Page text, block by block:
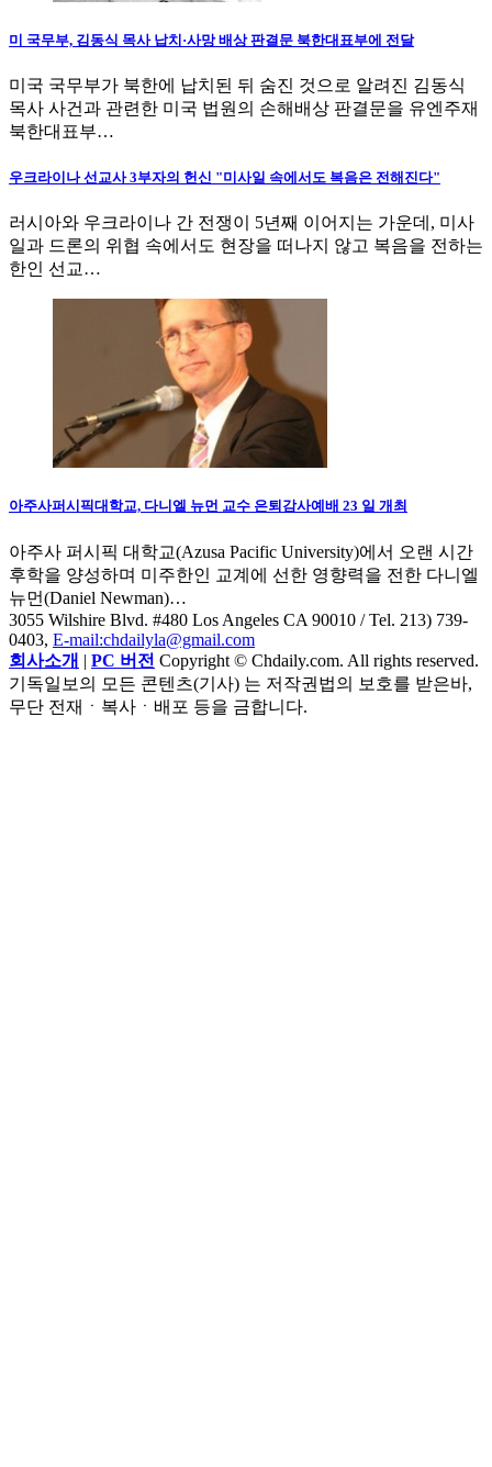
미 국무부, 김동식 목사 납치·사망 배상 판결문 북한대표부에 전달
미국 국무부가 북한에 납치된 뒤 숨진 것으로 알려진 김동식
목사 사건과 관련한 미국 법원의 손해배상 판결문을 유엔주재
북한대표부…
우크라이나 선교사 3부자의 헌신 "미사일 속에서도 복음은 전해진다"
러시아와 우크라이나 간 전쟁이 5년째 이어지는 가운데, 미사
일과 드론의 위협 속에서도 현장을 떠나지 않고 복음을 전하는
한인 선교…
아주사퍼시픽대학교, 다니엘 뉴먼 교수 은퇴감사예배 23 일 개최
아주사 퍼시픽 대학교(Azusa Pacific University)에서 오랜 시간
후학을 양성하며 미주한인 교계에 선한 영향력을 전한 다니엘
뉴먼(Daniel Newman)…
3055 Wilshire Blvd. #480 Los Angeles CA 90010 / Tel. 213) 739-
0403, E-mail:chdailyla@gmail.com
회사소개 | PC 버전 Copyright © Chdaily.com. All rights reserved.
기독일보의 모든 콘텐츠(기사) 는 저작권법의 보호를 받은바,
무단 전재ㆍ복사ㆍ배포 등을 금합니다.